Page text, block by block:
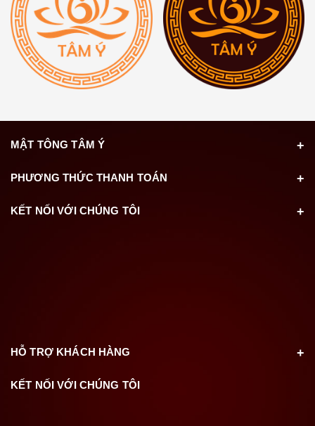
MẬT TÔNG TÂM Ý
PHƯƠNG THỨC THANH TOÁN
KẾT NỐI VỚI CHÚNG TÔI
HỖ TRỢ KHÁCH HÀNG
KẾT NỐI VỚI CHÚNG TÔI